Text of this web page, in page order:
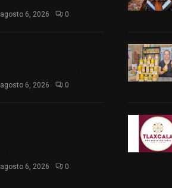
agosto 6, 2026 0
agosto 6, 2026 0
agosto 6, 2026 0